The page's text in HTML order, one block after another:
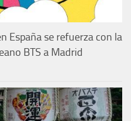
España se refuerza con la
BTS a Madrid